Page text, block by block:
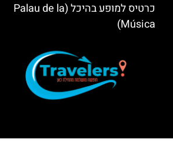
כרטיס למופע בהיכל (Palau de la
Música)